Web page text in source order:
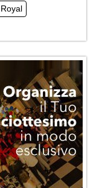
Royal